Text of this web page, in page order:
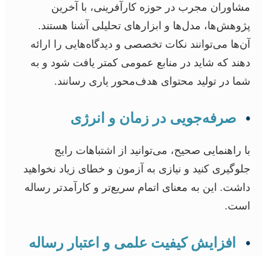
مشاوران مجرب در حوزه کارآفرینی، با آخرین
پژوهش‌ها، مدل‌ها و ابزارهای تحلیلی آشنا هستند.
آن‌ها می‌توانند نکات تخصصی و دیدگاه‌هایی را ارائه
دهند که شاید در منابع عمومی کمتر یافت شود و به
شما در تولید محتوای هدف‌محور یاری رسانند.
• صرفه‌جویی در زمان و انرژی
با راهنمایی صحیح، می‌توانید از اشتباهات رایج
جلوگیری کنید و نیازی به آزمون و خطای زیاد نخواهید
داشت. این به معنای اتمام سریع‌تر و کارآمدتر رساله
است.
• افزایش کیفیت علمی و اعتبار رساله